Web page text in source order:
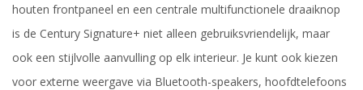
houten frontpaneel en een centrale multifunctionele draaiknop
is de Century Signature+ niet alleen gebruiksvriendelijk, maar
ook een stijlvolle aanvulling op elk interieur. Je kunt ook kiezen
voor externe weergave via Bluetooth-speakers, hoofdtelefoons